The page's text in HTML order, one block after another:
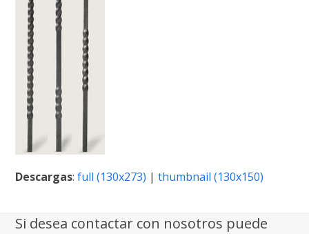
Descargas:full (130x273) |thumbnail (130x150)
Si desea contactar con nosotros puede